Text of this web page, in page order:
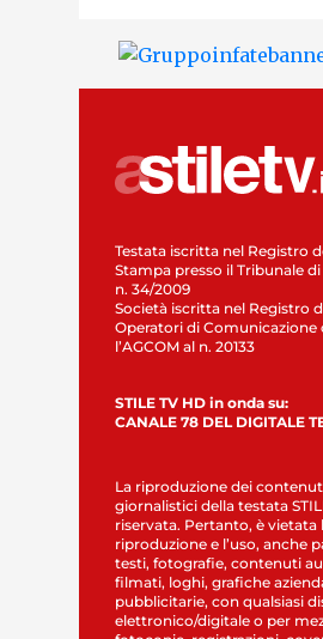
Testata iscritta nel Registro
Stampa presso il Tribunale di
n. 34/2009
Società iscritta nel Registro
Operatori di Comunicazione
l’AGCOM al n. 20133
STILE TV HD in onda su:
CANALE 78 DEL DIGITALE
La riproduzione dei
giornalistici della testata
riservata. Pertanto, è vietata
riproduzione e l’uso, anche
testi, fotografie, contenuti
filmati, loghi, grafiche
pubblicitarie, con qualsiasi
elettronico/digitale o per